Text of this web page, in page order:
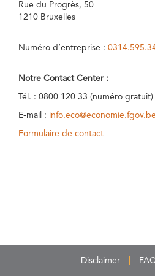
Rue du Progrès, 50
1210 Bruxelles
Numéro d’entreprise :
Notre Contact Center :
Tél. : 0800 120 33 (numéro gratuit)
E-mail : info.eco@economie.fgov.be
Formulaire de contact
Disclaimer